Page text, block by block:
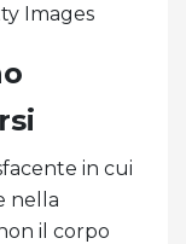
Images
in cui
nella
il corpo